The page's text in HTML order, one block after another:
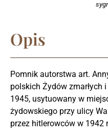
Opis
Pomnik autorstwa art.
polskich Żydów zmarłych
1945, usytuowany w
żydowskiego przy ulicy
przez hitlerowców w 1942